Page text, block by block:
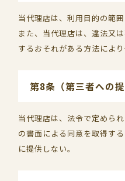
当代理店は、利用目的の範
また、当代理店は、違法又
するおそれがある方法によ
第8条（第三者への提
当代理店は、法令で定めら
の書面による同意を取得す
に提供しない。